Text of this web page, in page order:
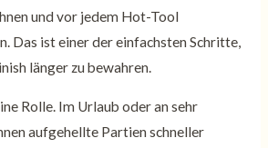
und vor jedem Hot-Tool
Das ist einer der einfachsten Schritte,
länger zu bewahren.
Rolle. Im Urlaub oder an sehr
aufgehellte Partien schneller